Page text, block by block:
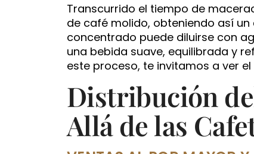
Transcurrido el tiempo de
de café molido, obteniendo así
concentrado puede diluirse con
una bebida suave, equilibrada y
este proceso, te invitamos a ver
Distribución
Allá de las